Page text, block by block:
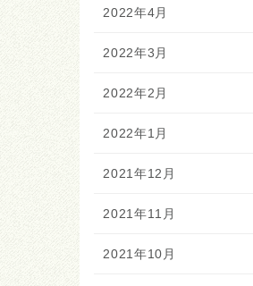
2022年4月
2022年3月
2022年2月
2022年1月
2021年12月
2021年11月
2021年10月